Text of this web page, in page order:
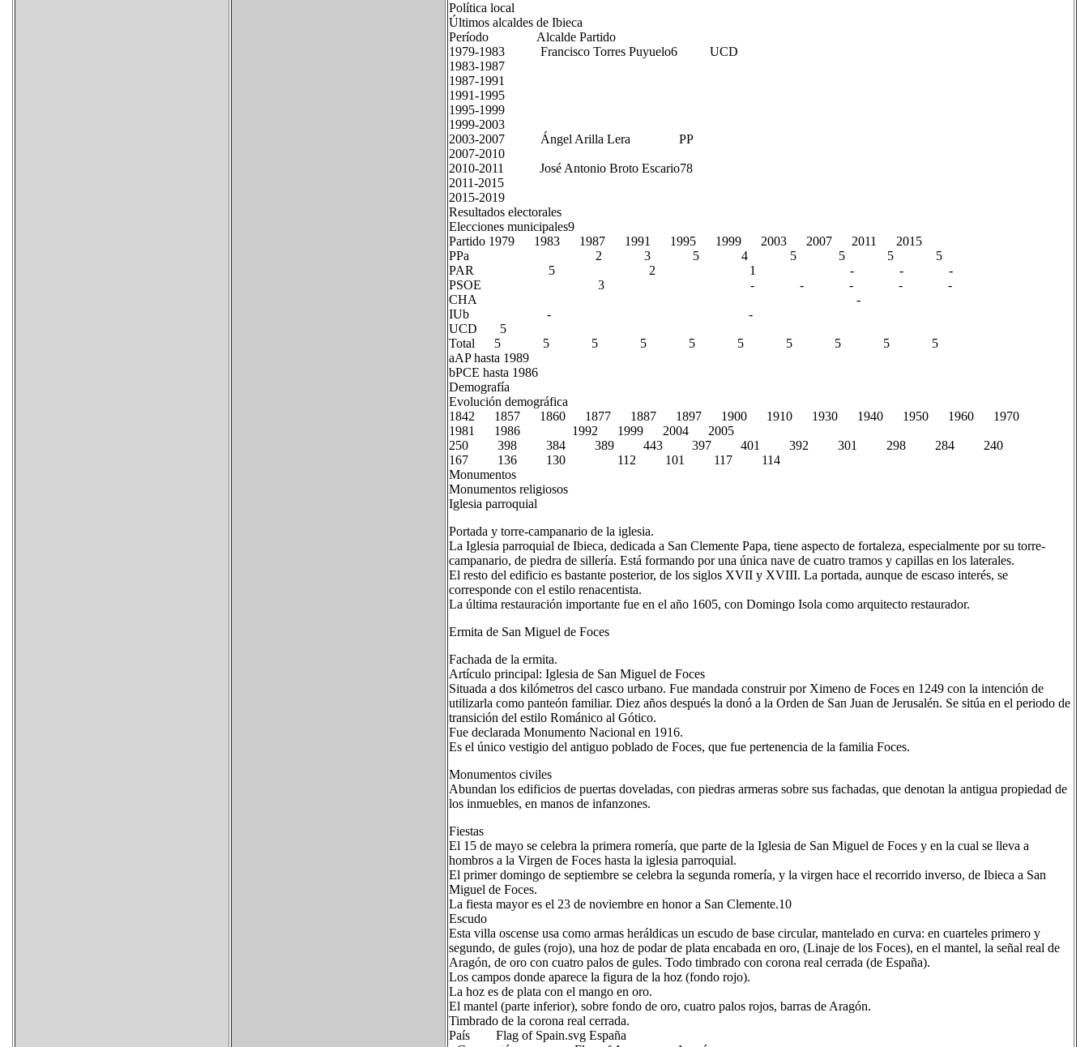
Política local
Últimos alcaldes de Ibieca
Período Alcalde Partido
1979-1983 Francisco Torres Puyuelo6​ UCD
1983-1987
1987-1991
1991-1995
1995-1999
1999-2003
2003-2007 Ángel Arilla Lera PP
2007-2010
2010-2011 José Antonio Broto Escario7​8​
2011-2015
2015-2019
Resultados electorales
Elecciones municipales9​
Partido 1979 1983 1987 1991 1995 1999 2003 2007 2011 2015
PPa 2 3 5 4 5 5 5 5
PAR 5 2 1 - - -
PSOE 3 - - - - -
CHA -
IUb - -
UCD 5
Total 5 5 5 5 5 5 5 5 5 5
aAP hasta 1989
bPCE hasta 1986
Demografía
Evolución demográfica
1842 1857 1860 1877 1887 1897 1900 1910 1930 1940 1950 1960 1970
1981 1986 1992 1999 2004 2005
250 398 384 389 443 397 401 392 301 298 284 240
167 136 130 112 101 117 114
Monumentos
Monumentos religiosos
Iglesia parroquial
Portada y torre-campanario de la iglesia.
La Iglesia parroquial de Ibieca, dedicada a San Clemente Papa, tiene aspecto de fortaleza, especialmente por su torre-
campanario, de piedra de sillería. Está formando por una única nave de cuatro tramos y capillas en los laterales.
El resto del edificio es bastante posterior, de los siglos XVII y XVIII. La portada, aunque de escaso interés, se
corresponde con el estilo renacentista.
La última restauración importante fue en el año 1605, con Domingo Isola como arquitecto restaurador.
Ermita de San Miguel de Foces
Fachada de la ermita.
Artículo principal: Iglesia de San Miguel de Foces
Situada a dos kilómetros del casco urbano. Fue mandada construir por Ximeno de Foces en 1249 con la intención de
utilizarla como panteón familiar. Diez años después la donó a la Orden de San Juan de Jerusalén. Se sitúa en el periodo de
transición del estilo Románico al Gótico.
Fue declarada Monumento Nacional en 1916.
Es el único vestigio del antiguo poblado de Foces, que fue pertenencia de la familia Foces.
Monumentos civiles
Abundan los edificios de puertas doveladas, con piedras armeras sobre sus fachadas, que denotan la antigua propiedad de
los inmuebles, en manos de infanzones.
Fiestas
El 15 de mayo se celebra la primera romería, que parte de la Iglesia de San Miguel de Foces y en la cual se lleva a
hombros a la Virgen de Foces hasta la iglesia parroquial.
El primer domingo de septiembre se celebra la segunda romería, y la virgen hace el recorrido inverso, de Ibieca a San
Miguel de Foces.
La fiesta mayor es el 23 de noviembre en honor a San Clemente.10​
Escudo
Esta villa oscense usa como armas heráldicas un escudo de base circular, mantelado en curva: en cuarteles primero y
segundo, de gules (rojo), una hoz de podar de plata encabada en oro, (Linaje de los Foces), en el mantel, la señal real de
Aragón, de oro con cuatro palos de gules. Todo timbrado con corona real cerrada (de España).
Los campos donde aparece la figura de la hoz (fondo rojo).
La hoz es de plata con el mango en oro.
El mantel (parte inferior), sobre fondo de oro, cuatro palos rojos, barras de Aragón.
Timbrado de la corona real cerrada.
País Flag of Spain.svg España